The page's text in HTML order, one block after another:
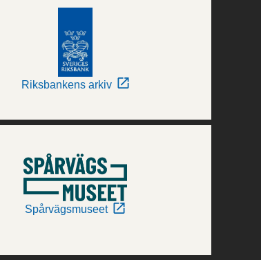
Riksbankens arkiv
Spårvägsmuseet